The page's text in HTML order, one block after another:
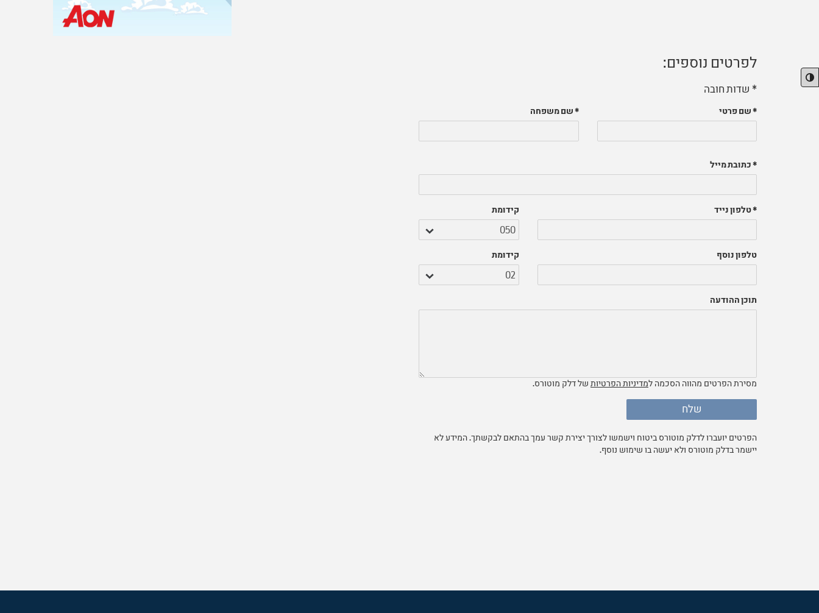
לפרטים נוספים:
* שדות חובה
* שם פרטי * שם משפחה
* כתובת מייל
* טלפון נייד קידומת
טלפון נוסף קידומת
תוכן ההודעה
מסירת הפרטים מהווה הסכמה למדיניות הפרטיותשל דלק מוטורס.
שלח
הפרטים יועברו לדלק מוטורס ביטוח וישמשו לצורך יצירת קשר עמך בהתאם לבקשתך. המידע לא
יישמר בדלק מוטורס ולא יעשה בו שימוש נוסף.